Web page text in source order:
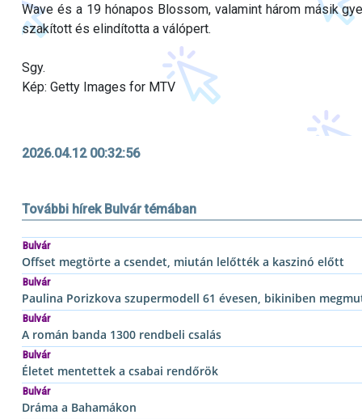
Wave és a 19 hónapos Blossom, valamint három másik
szakított és elindította a válópert.
Sgy.
Kép: Getty Images for MTV
2026.04.12 00:32:56
További hírek Bulvár témában
Bulvár
Offset megtörte a csendet, miután lelőtték a kaszinó előtt
Bulvár
Paulina Porizkova szupermodell 61 évesen, bikiniben
Bulvár
A román banda 1300 rendbeli csalás
Bulvár
Életet mentettek a csabai rendőrök
Bulvár
Dráma a Bahamákon